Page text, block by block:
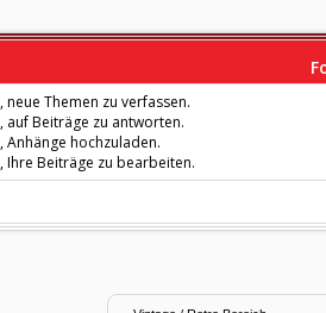
, neue Themen zu verfassen.
, auf Beiträge zu antworten.
, Anhänge hochzuladen.
, Ihre Beiträge zu bearbeiten.